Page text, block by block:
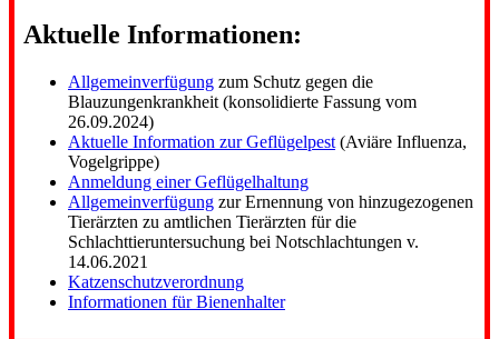
Aktuelle Informationen:
Allgemeinverfügung zum Schutz gegen die
Blauzungenkrankheit (konsolidierte Fassung vom
26.09.2024)
Aktuelle Information zur Geflügelpest (Aviäre Influenza,
Vogelgrippe)
Anmeldung einer Geflügelhaltung
Allgemeinverfügung zur Ernennung von hinzugezogenen
Tierärzten zu amtlichen Tierärzten für die
Schlachttieruntersuchung bei Notschlachtungen v.
14.06.2021
Katzenschutzverordnung
Informationen für Bienenhalter